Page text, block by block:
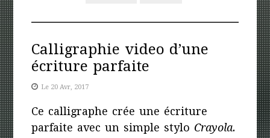
Calligraphie video d’une
écriture parfaite
Le 20 Avr, 2017
Ce calligraphe crée une écriture
parfaite avec un simple stylo Crayola.